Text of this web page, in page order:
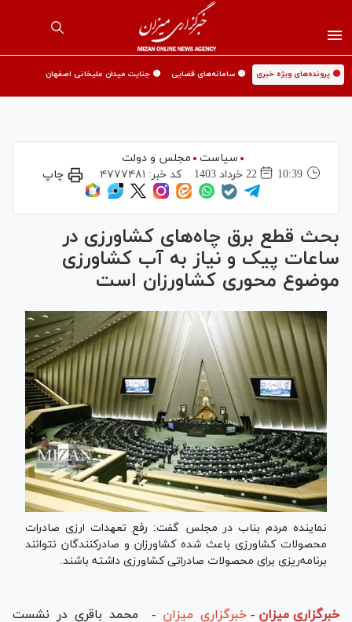
🟡 پرونده‌های ویژه خبری 🟡 سامانه‌های قضایی 🟡 جنایت میدان علیخانی اصفهان
سیاست
مجلس و دولت
10:39
22 خرداد 1403 کد خبر: ۴۷۷۷۴۸۱ چاپ
بحث قطع برق چاه‌های کشاورزی در
ساعات پیک و نیاز به آب کشاورزی
موضوع محوری کشاورزان است
نماینده مردم بناب در مجلس گفت: رفع تعهدات ارزی صادرات
محصولات کشاورزی باعث شده کشاورزان و صادرکنندگان نتوانند
برنامه‌ریزی برای محصولات صادراتی کشاورزی داشته باشند.
خبرگزاری میزان - خبرگزاری میزان - محمد باقری در نشست